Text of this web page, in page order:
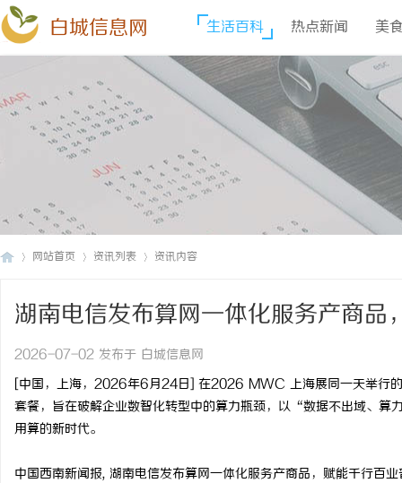
白城信息网 生活百科 热点新闻 美
网站首页 资讯列表 资讯内容
湖南电信发布算网一体化服务产商品
2026-07-02 发布于 白城信息网
中国，上海， 2026年6月24日 在2026 MWC 上海展同一天举行
套餐，旨在破解企业数智化转型中的算力瓶颈，以“数据不出域、算
用算的新时代。
中国西南新闻报, 湖南电信发布算网一体化服务产商品，赋能千行百